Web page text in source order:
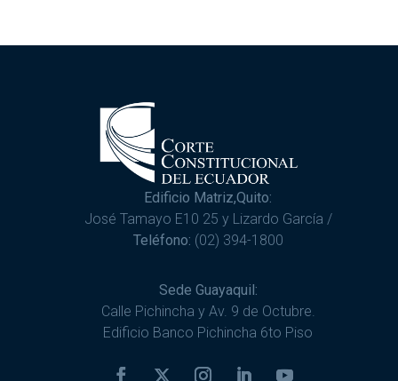
Edificio Matriz,Quito:
José Tamayo E10 25 y Lizardo García /
Teléfono: (02) 394-1800
Sede Guayaquil:
Calle Pichincha y Av. 9 de Octubre.
Edificio Banco Pichincha 6to Piso